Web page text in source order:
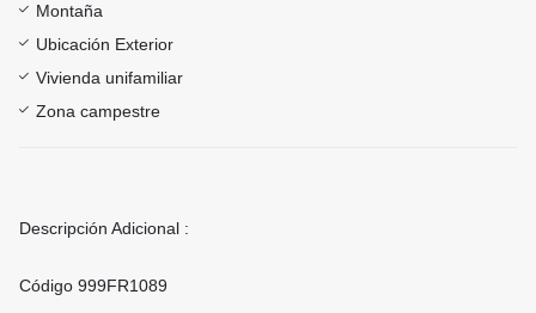
Montaña
Ubicación Exterior
Vivienda unifamiliar
Zona campestre
Descripción Adicional :
Código 999FR1089